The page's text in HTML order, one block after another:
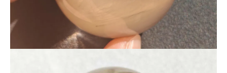
・ブラジル産 一点もの
・ガーデン×サゲニティッククォーツの共生タイプ
・太く力強い針状インクルージョン
・奥行きある景色を楽しめる大玉サイズ（約48.2mm）